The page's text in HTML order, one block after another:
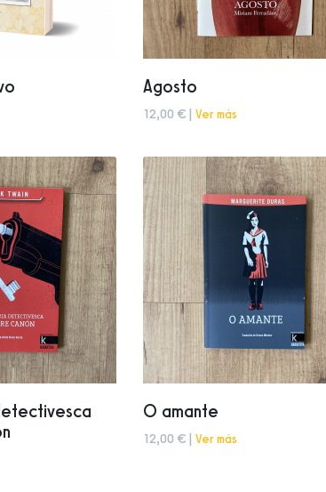
Agosto
12,00 € | Ver más
O amante
12,00 € | Ver más